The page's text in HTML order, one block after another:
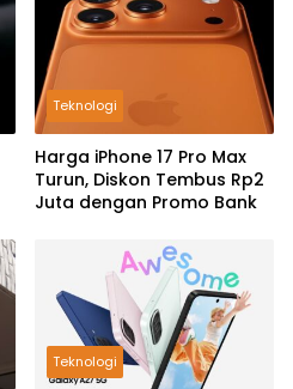
Teknologi
Harga iPhone 17 Pro Max
Turun, Diskon Tembus Rp2
Juta dengan Promo Bank
Teknologi